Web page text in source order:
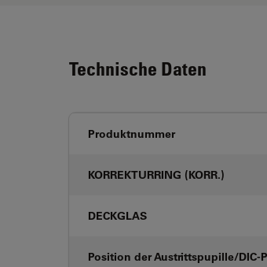
Technische Daten
Produktnummer
KORREKTURRING (KORR.)
DECKGLAS
Position der Austrittspupille/DIC-